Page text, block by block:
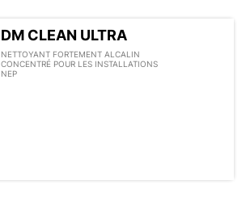
DM CLEAN ULTRA
NETTOYANT FORTEMENT ALCALIN
CONCENTRÉ POUR LES INSTALLATIONS
NEP